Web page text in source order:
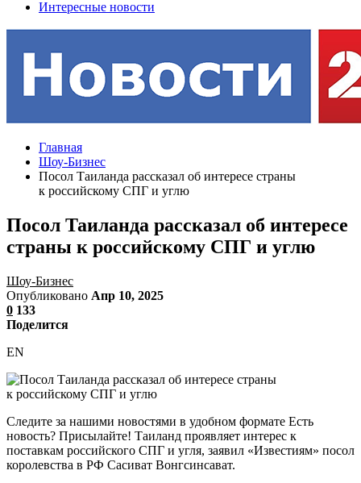
Интересные новости
Главная
Шоу-Бизнес
Посол Таиланда рассказал об интересе страны
к российскому СПГ и углю
Посол Таиланда рассказал об интересе
страны к российскому СПГ и углю
Шоу-Бизнес
Опубликовано Апр 10, 2025
0 133
Поделится
EN
Следите за нашими новостями в удобном формате Есть
новость? Присылайте! Таиланд проявляет интерес к
поставкам российского СПГ и угля, заявил «Известиям» посол
королевства в РФ Сасиват Вонгсинсават.